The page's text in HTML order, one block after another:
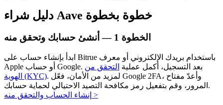
خدمة الاقتراض المدعومة بالعملات المشفرة
دليل شراء Aave خطوة بخطوة
الخطوة أنشئ حسابك وتحقق منه
ابدأ بإنشاء حساب على Bitrue باستخدام بريدك الإلكتروني أو معرف
Apple أو حساب Google. بعد التسجيل، أكمل عملية التحقق من
الهوية (KYC). لمزيد من الأمان، فعّل Google 2FA، وأعدّ مفتاح
المرور، وقم بتفعيل رمز مكافحة التصيد الاحتيالي لحماية حسابك.
إنشاء الحساب والتحقق منه >